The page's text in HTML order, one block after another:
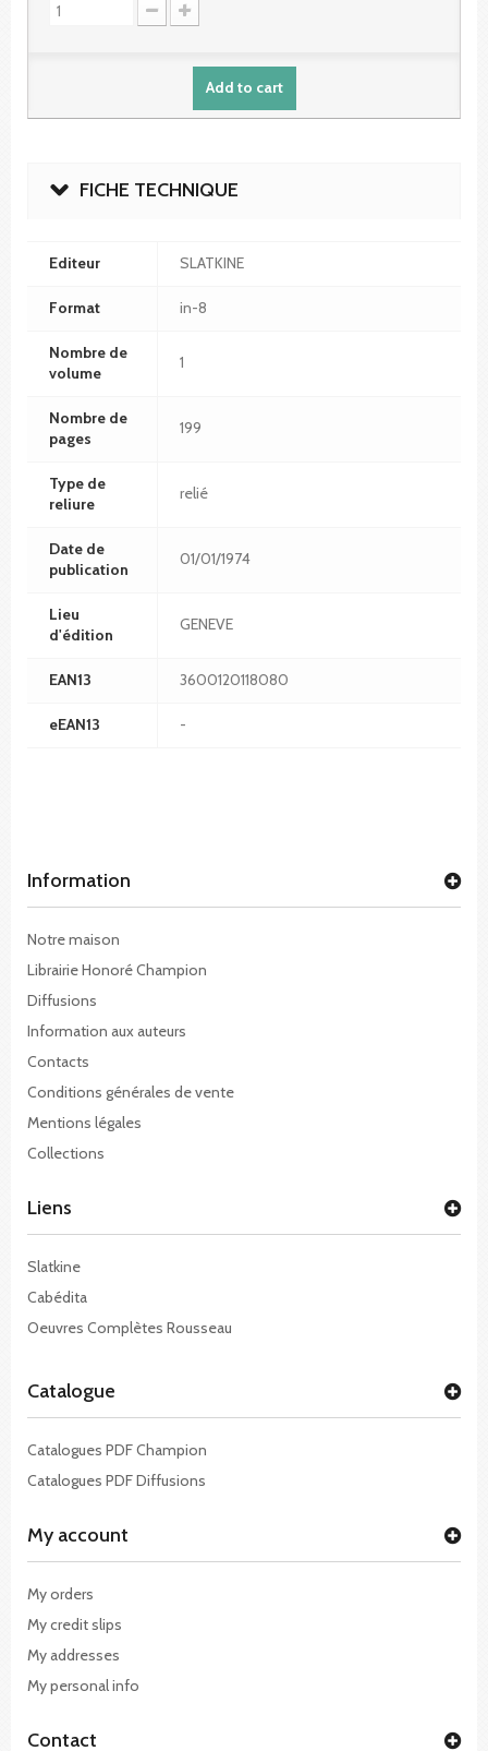
Add to cart
FICHE TECHNIQUE
Editeur SLATKINE
Format in-8
Nombre de
volume
1
Nombre de
pages
199
Type de
reliure
relié
Date de
publication
01/01/1974
Lieu
d'édition
GENEVE
EAN13 3600120118080
eEAN13 -
Information
Notre maison
Librairie Honoré Champion
Diffusions
Information aux auteurs
Contacts
Conditions générales de vente
Mentions légales
Collections
Liens
Slatkine
Cabédita
Oeuvres Complètes Rousseau
Catalogue
Catalogues PDF Champion
Catalogues PDF Diffusions
My account
My orders
My credit slips
My addresses
My personal info
Contact